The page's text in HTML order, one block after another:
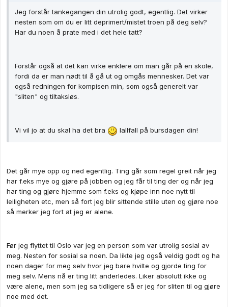
Jeg forstår tankegangen din utrolig godt, egentlig. Det virker
nesten som om du er litt deprimert/mistet troen på deg selv?
Har du noen å prate med i det hele tatt?
Forstår også at det kan virke enklere om man går på en skole,
fordi da er man nødt til å gå ut og omgås mennesker. Det var
også redningen for kompisen min, som også generelt var
"sliten" og tiltaksløs.
Vi vil jo at du skal ha det bra Iallfall på bursdagen din!
Det går mye opp og ned egentlig. Ting går som regel greit når jeg
har f.eks mye og gjøre på jobben og jeg får til ting der og når jeg
har ting og gjøre hjemme som f.eks og kjøpe inn noe nytt til
leiligheten etc, men så fort jeg blir sittende stille uten og gjøre noe
så merker jeg fort at jeg er alene.
Før jeg flyttet til Oslo var jeg en person som var utrolig sosial av
meg. Nesten for sosial sa noen. Da likte jeg også veldig godt og ha
noen dager for meg selv hvor jeg bare hvilte og gjorde ting for
meg selv. Mens nå er ting litt anderledes. Liker absolutt ikke og
være alene, men som jeg sa tidligere så er jeg for sliten til og gjøre
noe med det.